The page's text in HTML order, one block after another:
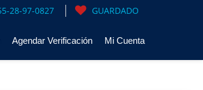
28-97-0827 GUARDADO
Agendar Verificación Mi Cuenta